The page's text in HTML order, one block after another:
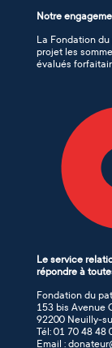
Notre
La Fondation
projet les
évalués
Le service
répondre à
Fondation du
153 bis Avenue
92200 Neuilly-
Tél: 01 70 48 48
Email :